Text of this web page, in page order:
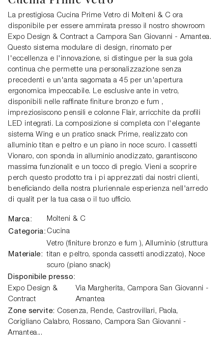
La prestigiosa Cucina Prime Vetro di Molteni & C ora
disponibile per essere ammirata presso il nostro showroom
Expo Design & Contract a Campora San Giovanni - Amantea.
Questo sistema modulare di design, rinomato per
l'eccellenza e l'innovazione, si distingue per la sua gola
continua che permette una personalizzazione senza
precedenti e un'anta sagomata a 45 per un'apertura
ergonomica impeccabile. Le esclusive ante in vetro,
disponibili nelle raffinate finiture bronzo e fum ,
impreziosiscono pensili e colonne Flair, arricchite da profili
LED integrati. La composizione si completa con l'elegante
sistema Wing e un pratico snack Prime, realizzato con
alluminio titan e peltro e un piano in noce scuro. I cassetti
Vionaro, con sponda in alluminio anodizzato, garantiscono
massima funzionalit e un tocco di pregio. Vieni a scoprire
perch questo prodotto tra i pi apprezzati dai nostri clienti,
beneficiando della nostra pluriennale esperienza nell'arredo
di qualit per la tua casa o il tuo ufficio.
Marca: Molteni & C
Categoria: Cucina
Materiale:
Vetro (finiture bronzo e fum ), Alluminio (struttura
titan e peltro, sponda cassetti anodizzato), Noce
scuro (piano snack)
Disponibile presso:
Expo Design &
Contract
Via Margherita, Campora San Giovanni -
Amantea
Zone servite: Cosenza, Rende, Castrovillari, Paola,
Corigliano Calabro, Rossano, Campora San Giovanni -
Amantea...